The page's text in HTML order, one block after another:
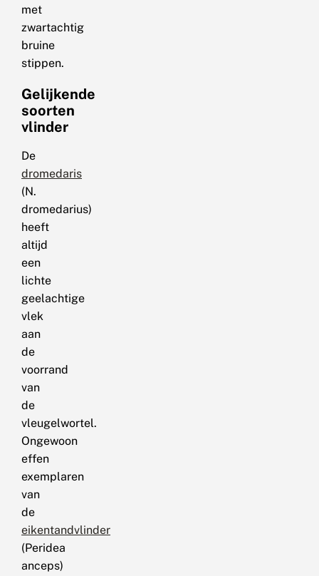
met
zwartachtig
bruine
stippen.
Gelijkende
soorten
vlinder
De
dromedaris
(N.
dromedarius)
heeft
altijd
een
lichte
geelachtige
vlek
aan
de
voorrand
van
de
vleugelwortel.
Ongewoon
effen
exemplaren
van
de
eikentandvlinder
(Peridea
anceps)